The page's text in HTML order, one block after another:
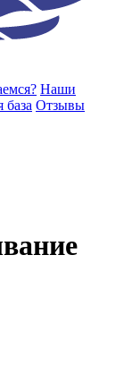
Наши
база Отзывы